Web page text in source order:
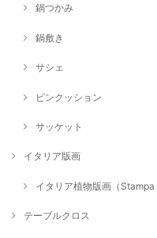
鍋つかみ
鍋敷き
サシェ
ピンクッション
サッケット
イタリア版画
イタリア植物版画（Stampa
テーブルクロス